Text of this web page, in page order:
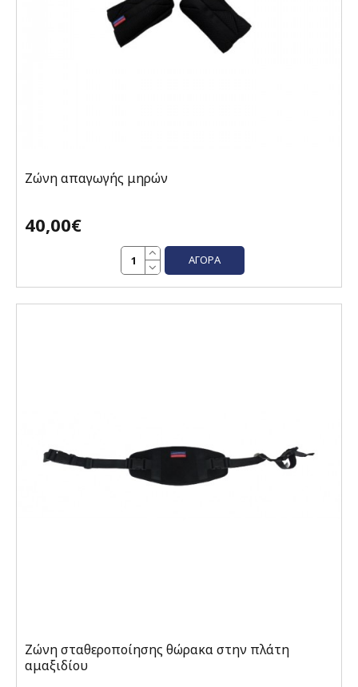
Ζώνη απαγωγής μηρών
40,00€
ΑΓΟΡΆ
Ζώνη σταθεροποίησης θώρακα στην πλάτη
αμαξιδίου